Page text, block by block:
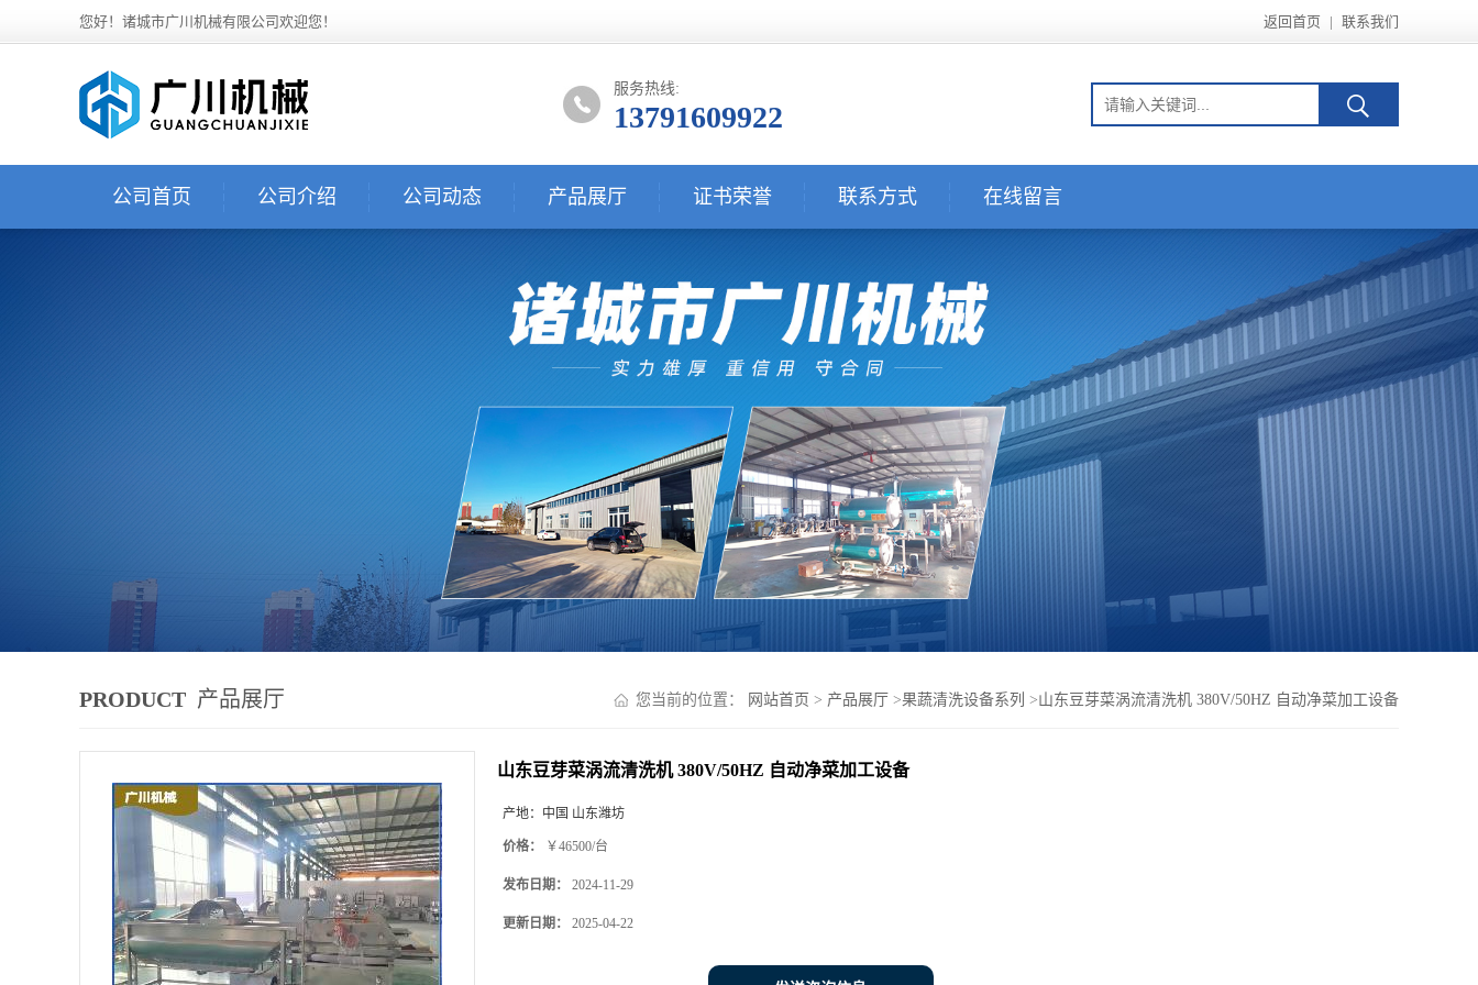
您好！诸城市广川机械有限公司欢迎您！ 返回首页 | 联系我们
服务热线:
13791609922
公司首页 公司介绍 公司动态 产品展厅 证书荣誉 联系方式 在线留言
PRODUCT 产品展厅 您当前的位置： 网站首页 > 产品展厅 >果蔬清洗设备系列 >山东豆芽菜涡流清洗机 380V/50HZ 自动净菜加工设备
山东豆芽菜涡流清洗机 380V/50HZ 自动净菜加工设备
产地： 中国 山东潍坊
价格： ￥46500/台
发布日期： 2024-11-29
更新日期： 2025-04-22